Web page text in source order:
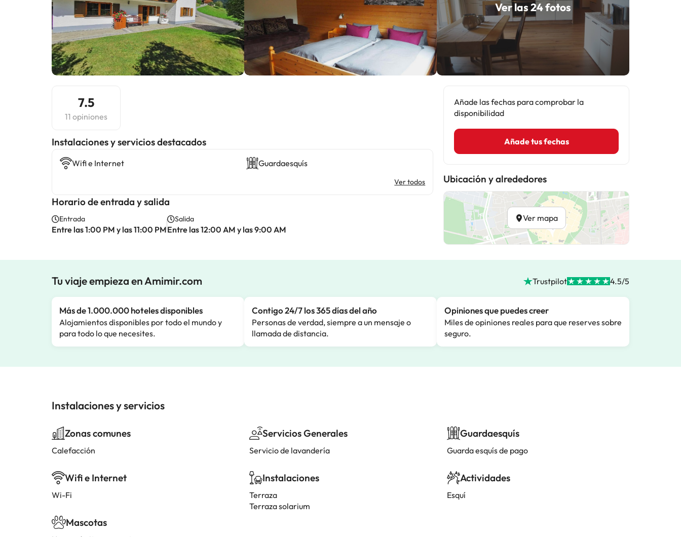
Ver las 24 fotos
7.5
11 opiniones
Instalaciones y servicios destacados
Wifi e Internet Guardaesquís
Ver todos
Horario de entrada y salida
Entrada
Entre las 1:00 PM y las 11:00 PM
Salida
Entre las 12:00 AM y las 9:00 AM
Añade las fechas para comprobar la
disponibilidad
Añade tus fechas
Ubicación y alrededores
Ver mapa
Tu viaje empieza en Amimir.com Trustpilot 4.5/5
Más de 1.000.000 hoteles disponibles
Alojamientos disponibles por todo el mundo y
para todo lo que necesites.
Contigo 24/7 los 365 días del año
Personas de verdad, siempre a un mensaje o
llamada de distancia.
Opiniones que puedes creer
Miles de opiniones reales para que reserves sobre
seguro.
Instalaciones y servicios
Zonas comunes
Calefacción
Wifi e Internet
Wi-Fi
Mascotas
Servicios Generales
Servicio de lavandería
Instalaciones
Terraza
Terraza solarium
Guardaesquís
Guarda esquís de pago
Actividades
Esquí